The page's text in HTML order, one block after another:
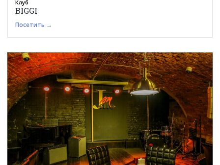
Клуб
BIGGI
Посетить →